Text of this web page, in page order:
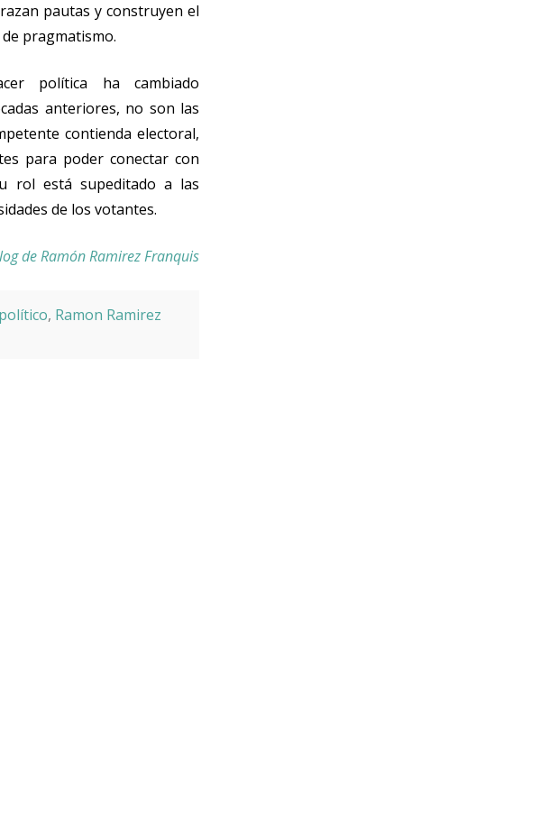
pautas y construyen el
pragmatismo.
política ha cambiado
anteriores, no son las
contienda electoral,
para poder conectar con
rol está supeditado a las
de los votantes.
de Ramón Ramirez Franquis
, Ramon Ramirez